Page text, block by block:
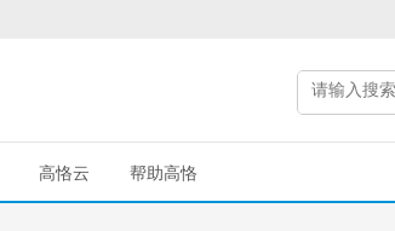
高恪云 帮助高恪